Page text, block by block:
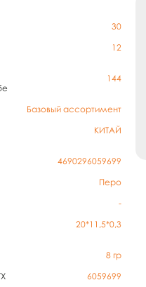
30
12
144
Базовый ассортимент
КИТАЙ
4690296059699
Перо
-
20*11,5*0,3
8 гр
6059699